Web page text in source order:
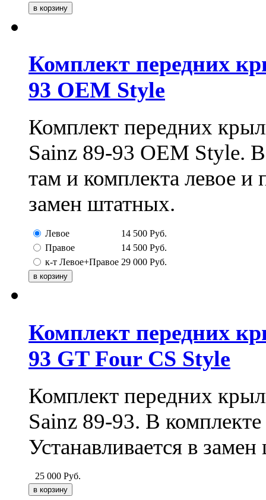
Комплект передних
93 OEM Style
Комплект передних
Sainz 89-93 OEM Style.
там и комплекта левое и
замен штатных.
Левое 14 500 Руб.
Правое
14 500 Руб.
к-т Левое+Правое 29 000 Руб.
Комплект передних
93 GT Four CS Style
Комплект передних
Sainz 89-93. В
Устанавливается в
25 000 Руб.